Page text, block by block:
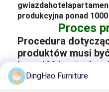
gwiazdahotel
produkcyjna ponad
Proces
Procedura
produktów musi
i przejść kontrolę,
każdy
doskonale spełnia
DingHao Furniture